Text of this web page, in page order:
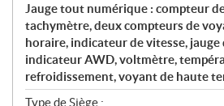
Jauge tout numérique : compteur
tachymètre, deux compteurs de
horaire, indicateur de vitesse,
indicateur AWD, voltmètre,
refroidissement, voyant de haute
Type de Siège :